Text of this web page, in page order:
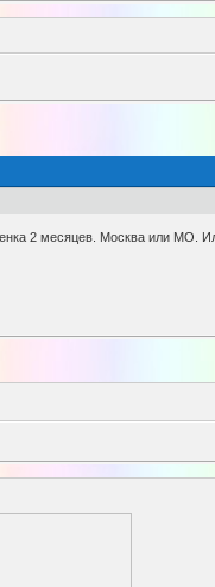
2 месяцев. Москва или МО.